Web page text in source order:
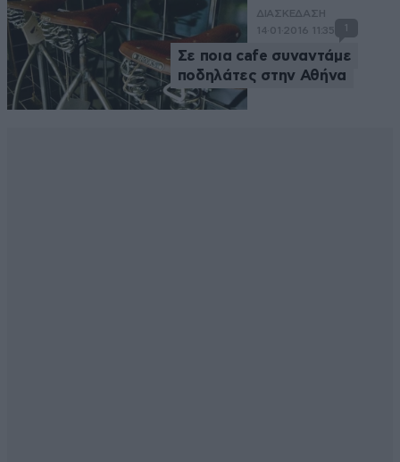
ΔΙΑΣΚΕΔΑΣΗ
14·01·2016 11:35
1
Σε ποια cafe συναντάμε
ποδηλάτες στην Αθήνα